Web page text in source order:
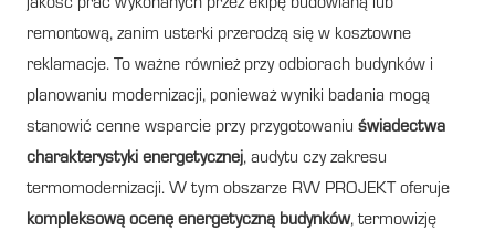
jakość prac wykonanych przez ekipę budowlaną lub
remontową, zanim usterki przerodzą się w kosztowne
reklamacje. To ważne również przy odbiorach budynków i
planowaniu modernizacji, ponieważ wyniki badania mogą
stanowić cenne wsparcie przy przygotowaniu świadectwa
charakterystyki energetycznej, audytu czy zakresu
termomodernizacji. W tym obszarze RW PROJEKT oferuje
kompleksową ocenę energetyczną budynków, termowizję